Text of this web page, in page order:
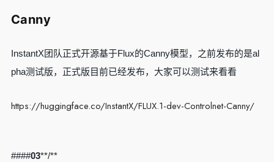
Canny
InstantX团队正式开源基于Flux的Canny模型，之前发布的是al
pha测试版，正式版目前已经发布，大家可以测试来看看
https://huggingface.co/InstantX/FLUX.1-dev-Controlnet-Canny/
####03**/**